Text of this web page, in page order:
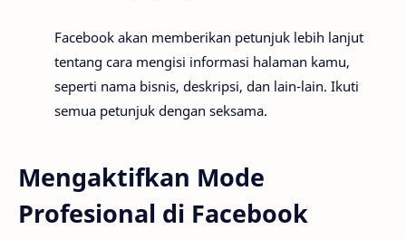
Facebook akan memberikan petunjuk lebih lanjut
tentang cara mengisi informasi halaman kamu,
seperti nama bisnis, deskripsi, dan lain-lain. Ikuti
semua petunjuk dengan seksama.
Mengaktifkan Mode
Profesional di Facebook